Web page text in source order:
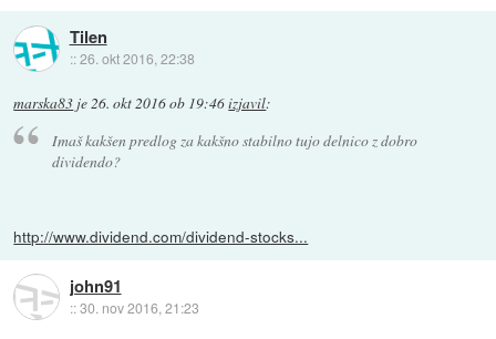
Tilen
::26. okt 2016, 22:38
marska83 je26. okt 2016 ob 19:46izjavil:
Imaš kakšen predlog za kakšno stabilno tujo delnico z dobro
dividendo?
http://www.dividend.com/dividend-stocks...
john91
::30. nov 2016, 21:23